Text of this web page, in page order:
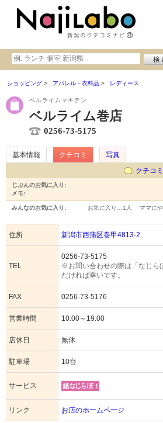
ショッピング アパレル・衣料品 レディース
ベルライムマキテン
ベルライム巻店
0256-73-5175
基本情報 クチコミ
写真
クチコ
じぶんのお気に入り:
メモ:
みんなのお気に入り: お気に入り… 1人 ママに
住所 新潟市西蒲区巻甲4813-2
TEL
0256-73-5175
※お問い合わせの際は「なじら
だければ幸いです。
FAX 0256-73-5176
営業時間 10:00～19:00
店休日 無休
駐車場 10台
サービス
リンク お店のホームページ